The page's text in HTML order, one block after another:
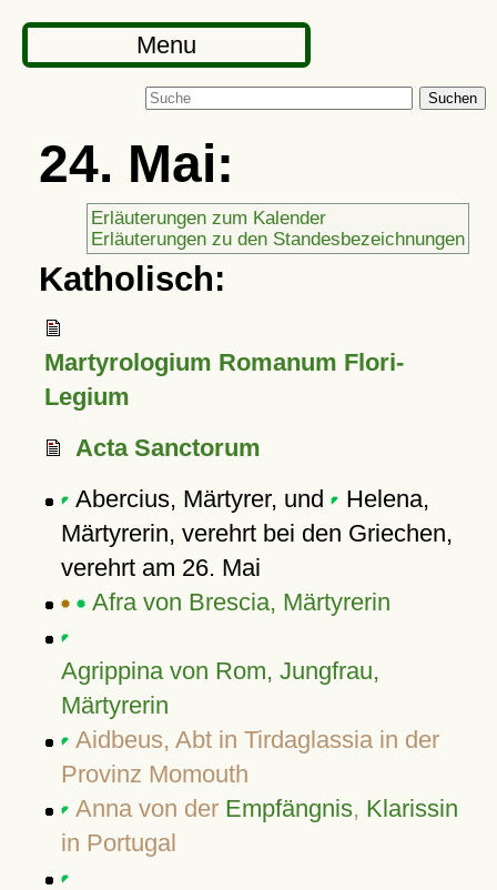
Menu
Suchen
24. Mai:
Erläuterungen zum Kalender
Erläuterungen zu den Standesbezeichnungen
Katholisch:
Martyrologium Romanum Flori-
Legium
Acta Sanctorum
Abercius, Märtyrer, und
Helena,
Märtyrerin, verehrt bei den Griechen,
verehrt am 26. Mai
Afra von Brescia, Märtyrerin
Agrippina von Rom, Jungfrau,
Märtyrerin
Aidbeus, Abt in Tirdaglassia in der
Provinz Momouth
Anna von der Empfängnis, Klarissin
in Portugal